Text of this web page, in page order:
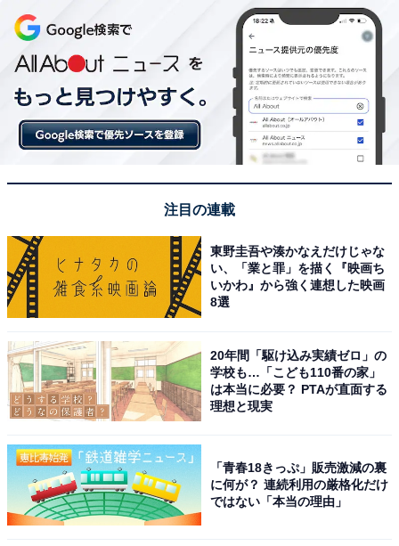
フリーWifiが完備されており、リラックスして長居
したくなる快適な空間。
アクセス・料金情報は？ 泊まれる？
アクセス
所在地：長野県南佐久郡南相木村5633-1
アクセス：
注目の連載
東野圭吾や湊かなえだけじゃな
い、「業と罪」を描く『映画ち
いかわ』から強く連想した映画
8選
20年間「駆け込み実績ゼロ」の
学校も…「こども110番の家」
は本当に必要？ PTAが直面する
理想と現実
「青春18きっぷ」販売激減の裏
に何が？ 連続利用の厳格化だけ
ではない「本当の理由」